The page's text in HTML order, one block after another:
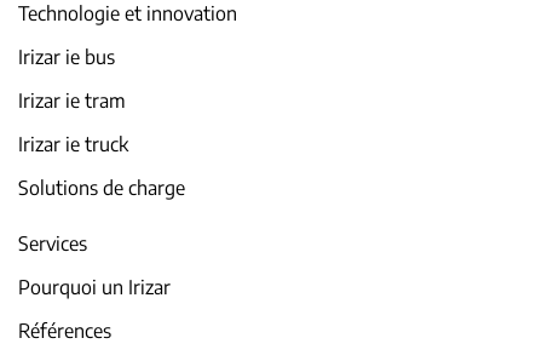
Technologie et innovation
Irizar ie bus
Irizar ie tram
Irizar ie truck
Solutions de charge
Services
Pourquoi un Irizar
Références